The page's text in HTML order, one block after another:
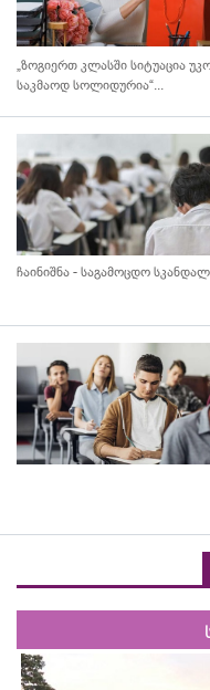
„ზოგიერთ კლასში სიტუაცია
საკმაოდ სოლიდურია“...
ჩაინიშნა - საგამოცდო